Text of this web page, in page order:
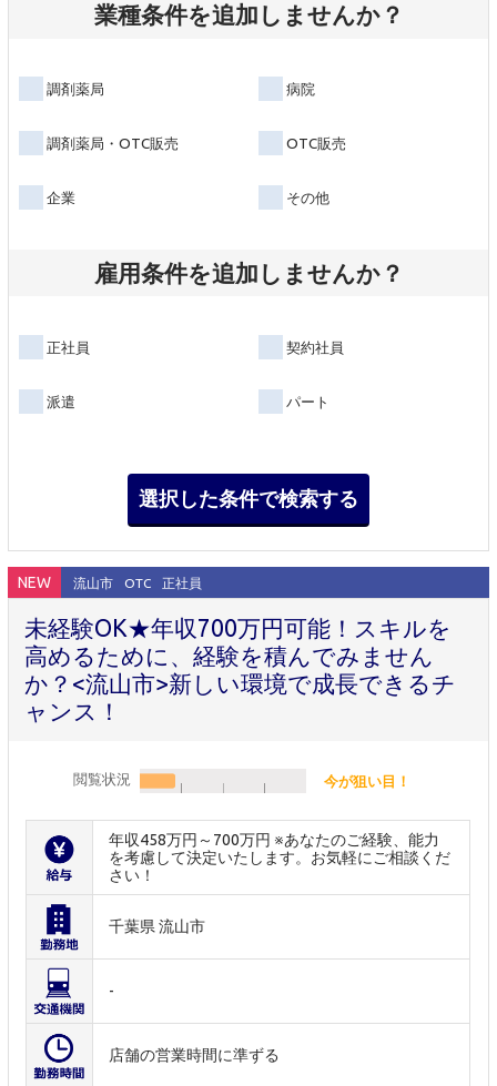
業種条件を追加しませんか？
調剤薬局 病院
調剤薬局・OTC販売 OTC販売
企業 その他
雇用条件を追加しませんか？
正社員 契約社員
派遣 パート
NEW 流山市 OTC 正社員
未経験OK★年収700万円可能！スキルを
高めるために、経験を積んでみません
か？<流山市>新しい環境で成長できるチ
ャンス！
閲覧状況 今が狙い目！
年収458万円～700万円 ※あなたのご経験、能力
を考慮して決定いたします。お気軽にご相談くだ
さい！
千葉県 流山市
-
店舗の営業時間に準ずる